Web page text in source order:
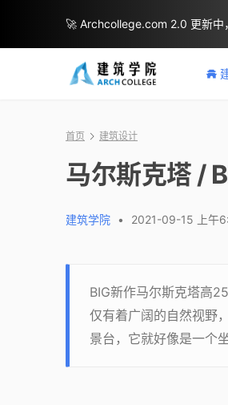
首页 建筑设计
马尔斯克塔 /
建筑学院 • 2021-09-15 上午
BIG新作马尔斯克塔高
仅有着广阔的自然视野
景台，它就好像是一个
🚀 Archcollege.com 2.0 更新中，